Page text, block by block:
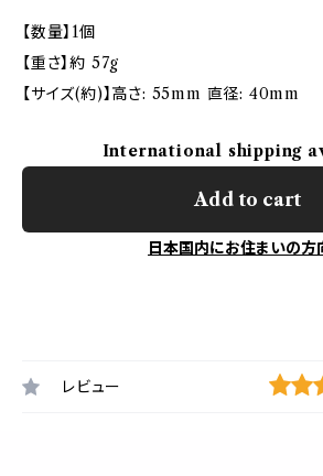
【数量】1個
【重さ】約 57g
【サイズ(約)】高さ: 55mm 直径: 40mm
International shipping
Add to cart
日本国内にお住まいの方
レビュー